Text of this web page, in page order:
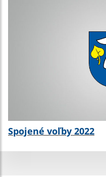
Spojené voľby 2022